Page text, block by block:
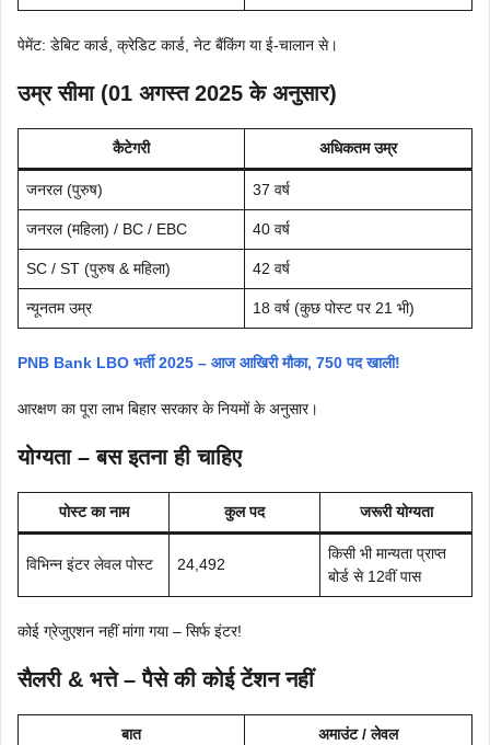
पेमेंट: डेबिट कार्ड, क्रेडिट कार्ड, नेट बैंकिंग या ई-चालान से।
उम्र सीमा (01 अगस्त 2025 के अनुसार)
कैटेगरी अधिकतम उम्र
जनरल (पुरुष) 37 वर्ष
जनरल (महिला) / BC / EBC 40 वर्ष
SC / ST (पुरुष & महिला) 42 वर्ष
न्यूनतम उम्र 18 वर्ष (कुछ पोस्ट पर 21 भी)
PNB Bank LBO भर्ती 2025 – आज आखिरी मौका, 750 पद खाली!
आरक्षण का पूरा लाभ बिहार सरकार के नियमों के अनुसार।
योग्यता – बस इतना ही चाहिए
पोस्ट का नाम कुल पद जरूरी योग्यता
विभिन्न इंटर लेवल पोस्ट 24,492
किसी भी मान्यता प्राप्त
बोर्ड से 12वीं पास
कोई ग्रेजुएशन नहीं मांगा गया – सिर्फ इंटर!
सैलरी & भत्ते – पैसे की कोई टेंशन नहीं
बात अमाउंट / लेवल